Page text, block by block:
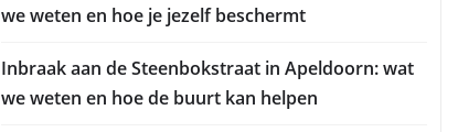
we weten en hoe je jezelf beschermt
Inbraak aan de Steenbokstraat in Apeldoorn: wat
we weten en hoe de buurt kan helpen